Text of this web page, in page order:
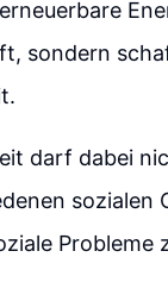
sondern
darf dabei
sozialen
Probleme